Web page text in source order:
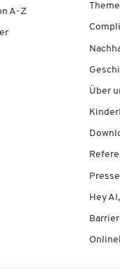
A-Z
Über
Presse
Hey